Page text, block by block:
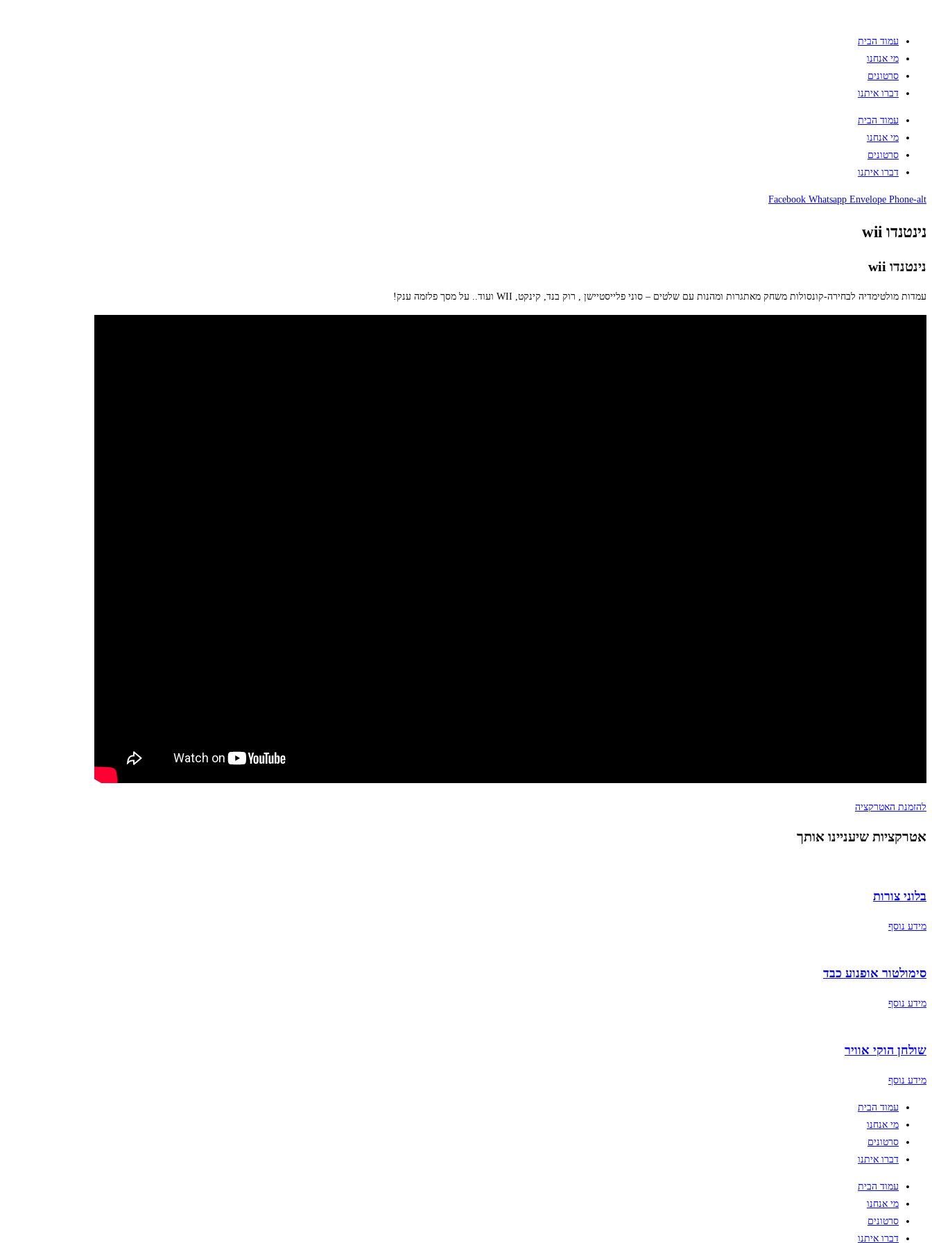
עמוד הבית
מי אנחנו
סרטונים
דברו איתנו
עמוד הבית
מי אנחנו
סרטונים
דברו איתנו
Facebook Whatsapp Envelope Phone-alt
נינטנדו wii
נינטנדו wii
עמדות מולטימדיה לבחירה-קונסולות משחק מאתגרות ומהנות עם שלטים – סוני פלייסטיישן , רוק בנד, קינקט, WII ועוד.. על מסך פלזמה ענק!
להזמנת האטרקציה
אטרקציות שיעניינו אותך
בלוני צורות
מידע נוסף
סימולטור אופנוע כבד
מידע נוסף
שולחן הוקי אוויר
מידע נוסף
עמוד הבית
מי אנחנו
סרטונים
דברו איתנו
עמוד הבית
מי אנחנו
סרטונים
דברו איתנו